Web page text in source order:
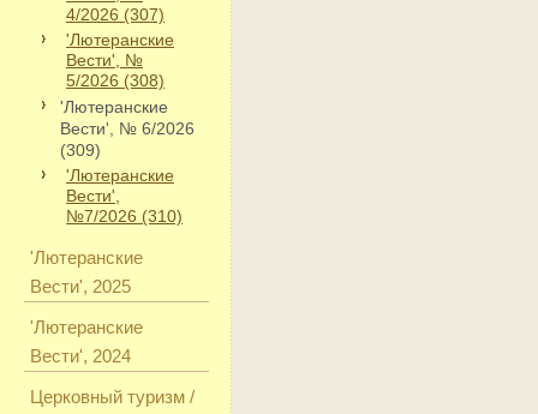
4/2026 (307)
'Лютеранские
Вести', №
5/2026 (308)
'Лютеранские
Вести', № 6/2026
(309)
'Лютеранские
Вести',
№7/2026 (310)
'Лютеранские
Вести', 2025
'Лютеранские
Вести', 2024
Церковный туризм /